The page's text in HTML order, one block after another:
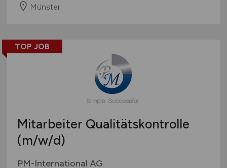
Münster
TOP JOB
Mitarbeiter Qualitätskontrolle
(m/w/d)
PM-International AG